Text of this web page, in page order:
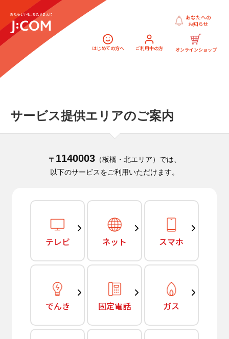
はじめての方へ ご利用中の方 オンラインショップ
あなたへの
お知らせ
サービス提供エリアのご案内
〒 1140003（板橋・北エリア）では、
以下のサービスをご利用いただけます。
テレビ ネット スマホ
でんき 固定電話 ガス